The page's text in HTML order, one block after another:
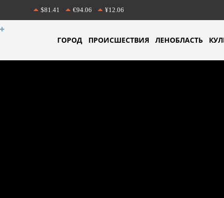
$81.41 €94.06 ¥12.06
ГОРОД ПРОИСШЕСТВИЯ ЛЕНОБЛАСТЬ